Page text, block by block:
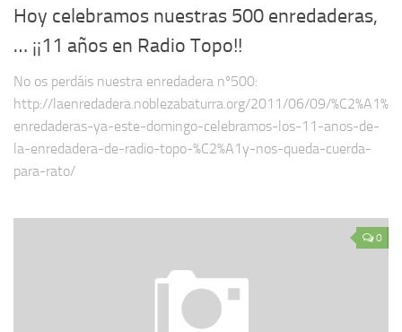
Hoy celebramos nuestras 500 enredaderas,
… ¡¡11 años en Radio Topo!!
No os perdáis nuestra enredadera nº500:
http://laenredadera.noblezabaturra.org/2011/06/09/
enredaderas-ya-este-domingo-celebramos-los-11-anos-de-
la-enredadera-de-radio-topo-%C2%A1y-nos-queda-cuerda-
para-rato/
0